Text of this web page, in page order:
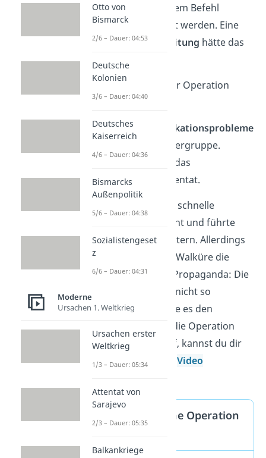
das Ersatzheer mit dem Befehl
„Walküre“ mobilisiert werden. Eine
neuemilitärische Leitung hätte das
Dritte Reich regiert.
2 Gründe standen der Operation
Walküre im Weg:
Es gabKommunikationsprobleme
in der Verschwörergruppe.
das
Stauffenberg-Attentat.
Das verhinderte eine schnelle
Übernahme der Macht und führte
schließlich zum Scheitern. Allerdings
zeigte die Operation Walküre die
Wahrheit hinter der Propaganda: Die
Staatsorgane waren nicht so
gleichgeschaltet
, wie es den
Anschein hatte. Wie die Operation
Walküre genau ablief, kannst du dir
auch gut in unserem Video
Die ursprüngliche Operation
Otto von
Bismarck
2/6 – Dauer: 04:53
Deutsche
Kolonien
3/6 – Dauer: 04:40
Deutsches
Kaiserreich
4/6 – Dauer: 04:36
Bismarcks
Außenpolitik
5/6 – Dauer: 04:38
Sozialistengeset
z
6/6 – Dauer: 04:31
Moderne
Ursachen 1. Weltkrieg
Ursachen erster
Weltkrieg
1/3 – Dauer: 05:34
Attentat von
Sarajevo
2/3 – Dauer: 05:35
Balkankriege